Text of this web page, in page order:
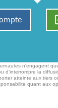
n'engagent
d'interrompre la
atteinte aux tiers
quant aux